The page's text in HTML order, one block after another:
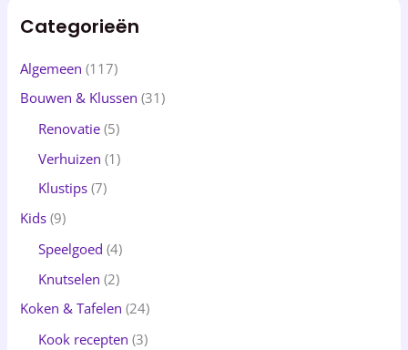
Categorieën
Algemeen (117)
Bouwen & Klussen (31)
Renovatie (5)
Verhuizen (1)
Klustips (7)
Kids (9)
Speelgoed (4)
Knutselen (2)
Koken & Tafelen (24)
Kook recepten (3)